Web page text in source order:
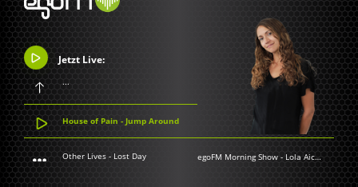
Jetzt Live:
...
House of Pain - Jump Around
Other Lives - Lost Day egoFM Morning Show - Lola Aichner